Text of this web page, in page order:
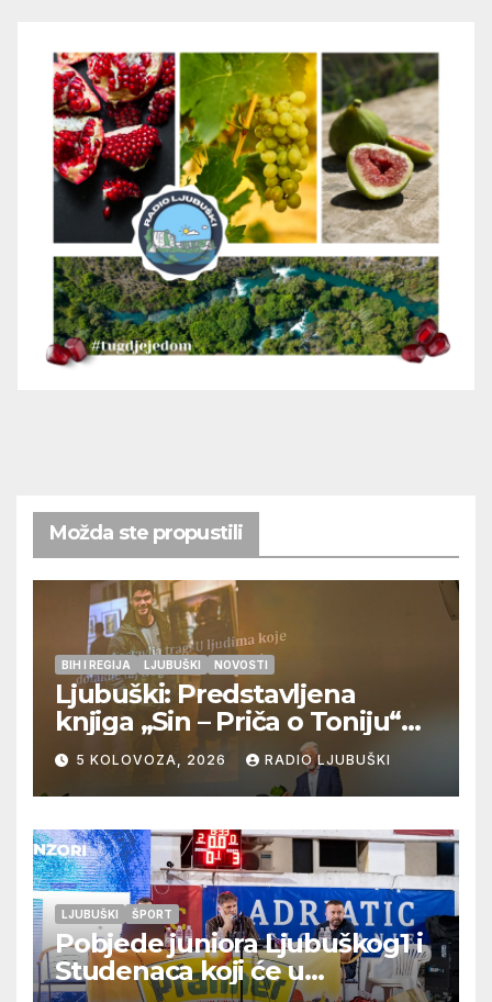
Možda ste propustili
BIH I REGIJA LJUBUŠKI NOVOSTI
Ljubuški: Predstavljena
knjiga „Sin – Priča o Toniju“
dr. sc. Zdenka Hercega
5 KOLOVOZA, 2026 RADIO LJUBUŠKI
LJUBUŠKI ŠPORT
Pobjede juniora Ljubuškog1 i
Studenaca koji će u